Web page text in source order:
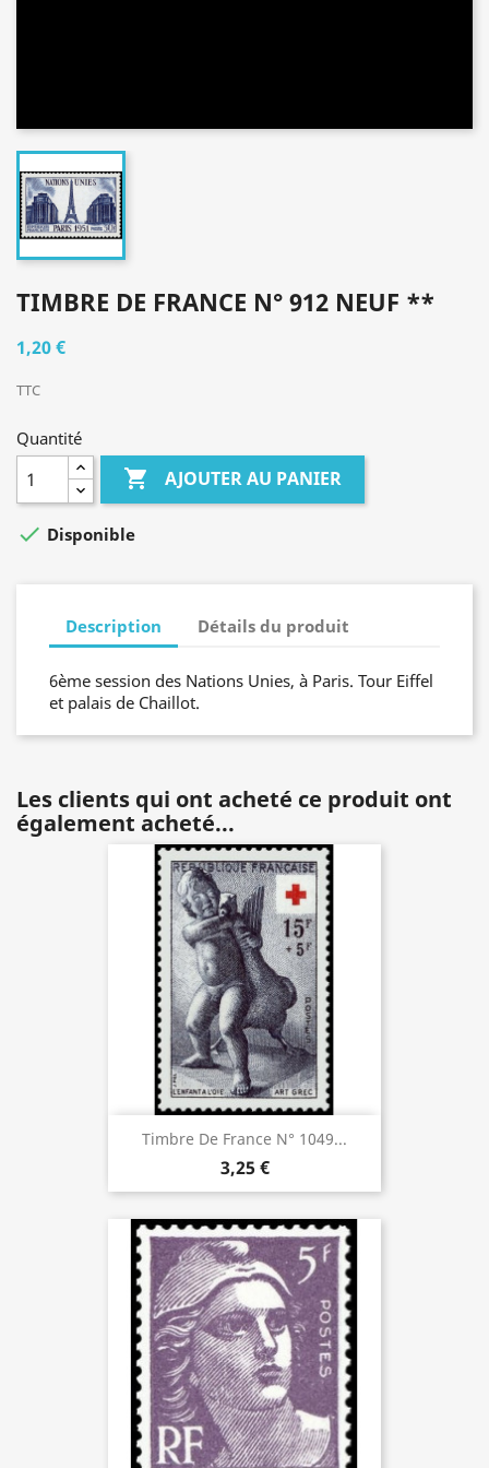
TIMBRE DE FRANCE N° 912 NEUF **
1,20 €
TTC
Quantité
 AJOUTER AU PANIER
 Disponible
Description Détails du produit
6ème session des Nations Unies, à Paris. Tour Eiffel
et palais de Chaillot.
Les clients qui ont acheté ce produit ont
également acheté...
Timbre De France N° 1049...
3,25 €